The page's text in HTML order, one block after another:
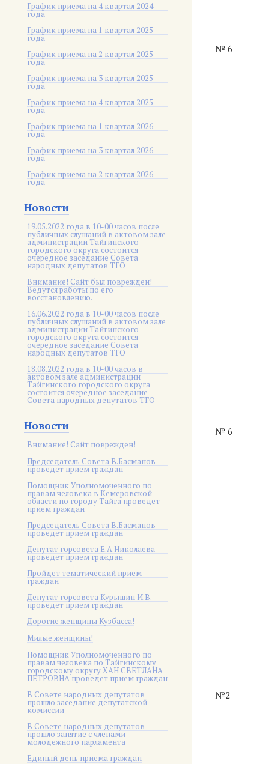
График приема на 4 квартал 2024
года
График приема на 1 квартал 2025
года
График приема на 2 квартал 2025
года
График приема на 3 квартал 2025
года
График приема на 4 квартал 2025
года
График приема на 1 квартал 2026
года
График приема на 3 квартал 2026
года
График приема на 2 квартал 2026
года
Новости
19.05.2022 года в 10-00 часов после
публичных слушаний в актовом зале
администрации Тайгинского
городского округа состоится
очередное заседание Совета
народных депутатов ТГО
Внимание! Сайт был поврежден!
Ведутся работы по его
восстановлению.
16.06.2022 года в 10-00 часов после
публичных слушаний в актовом зале
администрации Тайгинского
городского округа состоится
очередное заседание Совета
народных депутатов ТГО
18.08.2022 года в 10-00 часов в
актовом зале администрации
Тайгинского городского округа
состоится очередное заседание
Совета народных депутатов ТГО
Новости
Внимание! Сайт поврежден!
Председатель Совета В.Басманов
проведет прием граждан
Помощник Уполномоченного по
правам человека в Кемеровской
области по городу Тайга проведет
прием граждан
Председатель Совета В.Басманов
проведет прием граждан
Депутат горсовета Е.А.Николаева
проведет прием граждан
Пройдет тематический прием
граждан
Депутат горсовета Курышин И.В.
проведет прием граждан
Дорогие женщины Кузбасса!
Милые женщины!
Помощник Уполномоченного по
правам человека по Тайгинскому
городскому округу ХАН СВЕТЛАНА
ПЕТРОВНА проведет прием граждан
В Совете народных депутатов
прошло заседание депутатской
комиссии
В Совете народных депутатов
прошло занятие с членами
молодежного парламента
Единый день приема граждан
№ 6
№ 6
№2